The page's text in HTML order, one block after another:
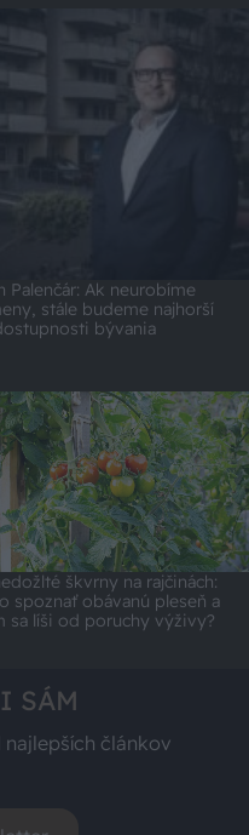
Palenčár: Ak neurobíme
stále budeme najhorší
bývania
škvrny na rajčinách:
spoznať obávanú pleseň a
sa líši od poruchy výživy?
SÁM
článkov